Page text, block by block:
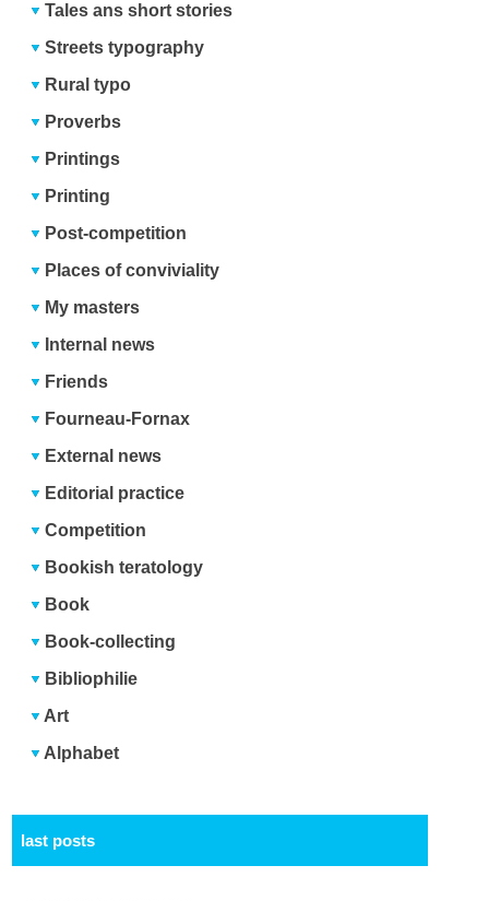
Tales ans short stories
Streets typography
Rural typo
Proverbs
Printings
Printing
Post-competition
Places of conviviality
My masters
Internal news
Friends
Fourneau-Fornax
External news
Editorial practice
Competition
Bookish teratology
Book
Book-collecting
Bibliophilie
Art
Alphabet
last posts